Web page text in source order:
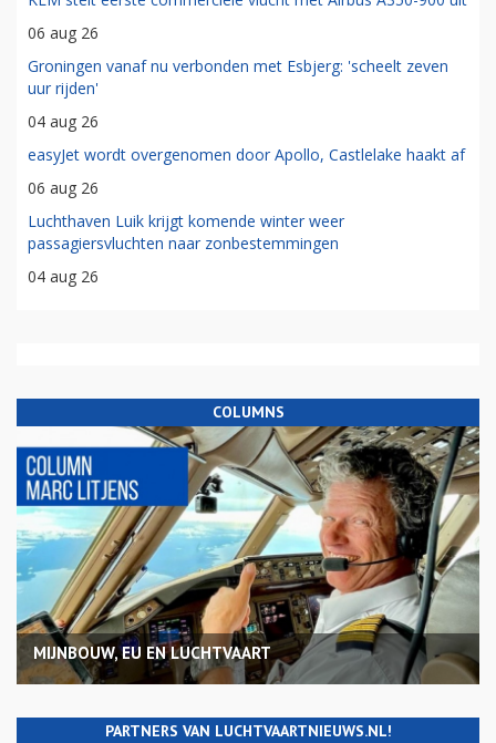
06 aug 26
Groningen vanaf nu verbonden met Esbjerg: 'scheelt zeven
uur rijden'
04 aug 26
easyJet wordt overgenomen door Apollo, Castlelake haakt af
06 aug 26
Luchthaven Luik krijgt komende winter weer
passagiersvluchten naar zonbestemmingen
04 aug 26
COLUMNS
MIJNBOUW, EU EN LUCHTVAART
PARTNERS VAN LUCHTVAARTNIEUWS.NL!